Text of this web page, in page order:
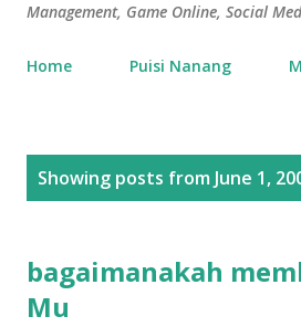
Management, Game Online, Social
Home Puisi Nanang
Showing posts from June 1,
bagaimanakah
Mu